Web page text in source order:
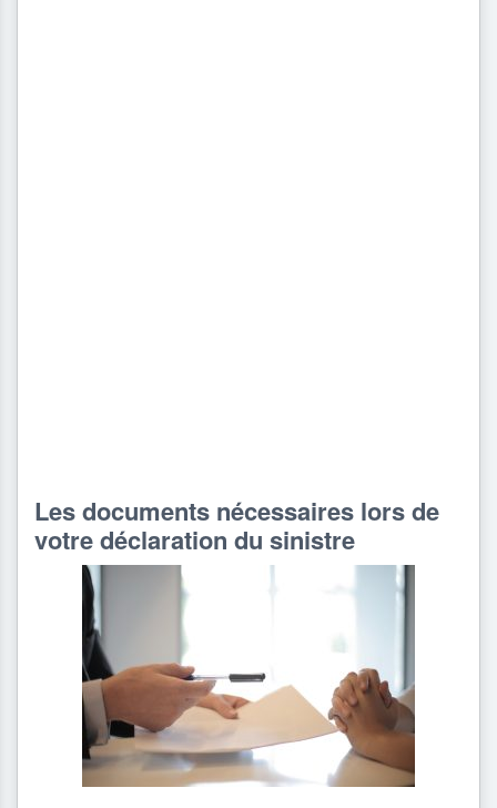
Les documents nécessaires lors de
votre déclaration du sinistre